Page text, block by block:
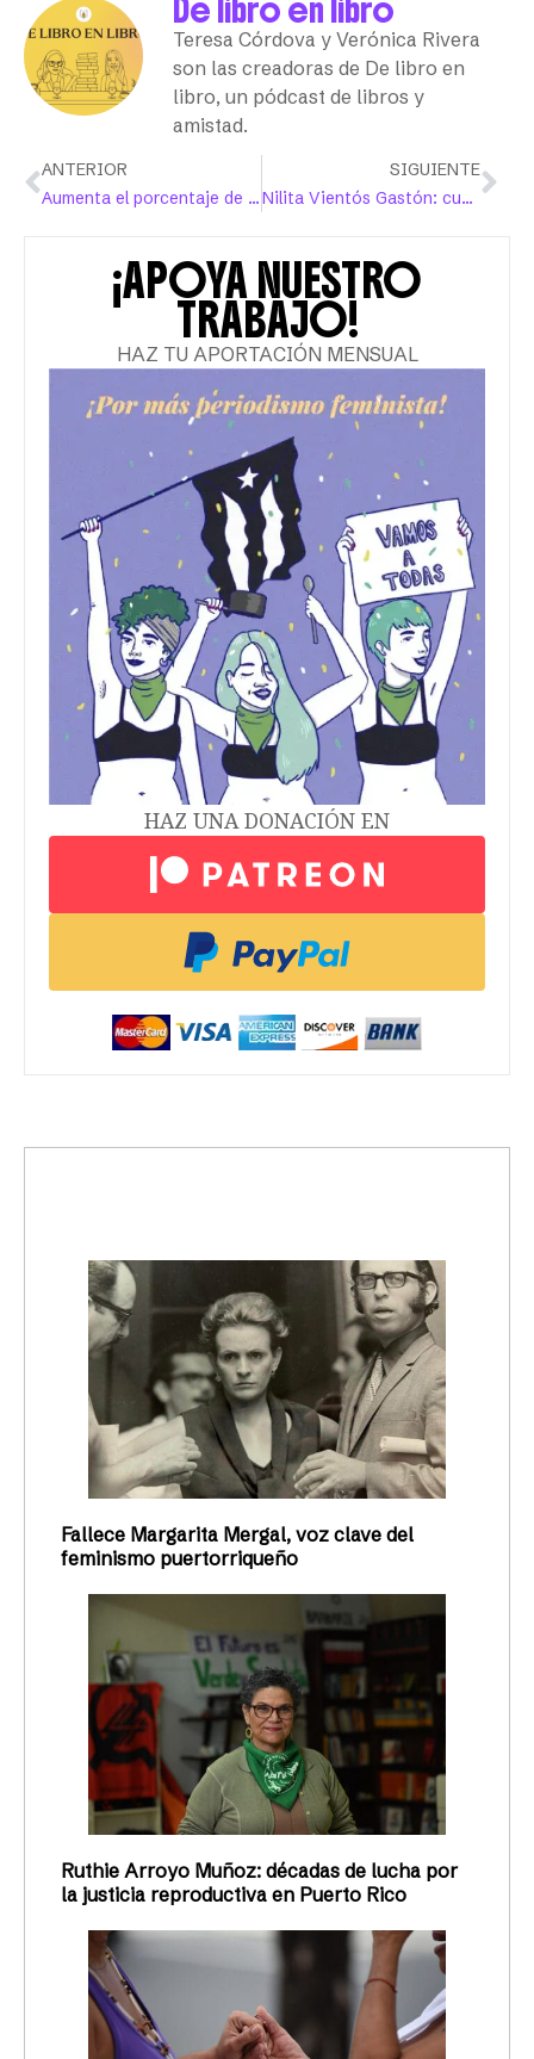
De libro en libro
Teresa Córdova y Verónica Rivera
son las creadoras de De libro en
libro, un pódcast de libros y
amistad.
ANTERIOR
Aumenta el porcentaje de mujeres sin hogar en Puerto Rico
SIGUIENTE
Nilita Vientós Gastón: cuando ser la pionera no es suficiente
¡APOYA NUESTRO
TRABAJO!
HAZ TU APORTACIÓN MENSUAL
HAZ UNA DONACIÓN EN
Fallece Margarita Mergal, voz clave del
feminismo puertorriqueño
Ruthie Arroyo Muñoz: décadas de lucha por
la justicia reproductiva en Puerto Rico